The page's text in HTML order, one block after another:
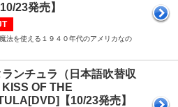
23発売】
法を使える１９４０年代のアメリカなの
ンチュラ（日本語吹替収
OF THE
【10/23発売】